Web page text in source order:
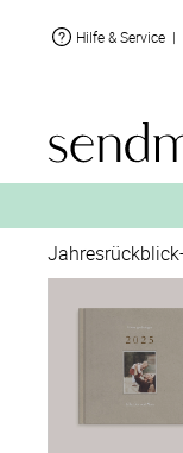
Hilfe & Service |